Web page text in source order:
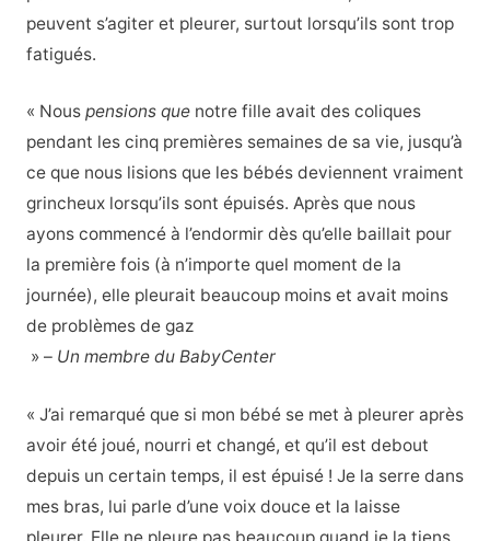
peuvent s’agiter et pleurer, surtout lorsqu’ils sont trop
fatigués.
« Nous pensions quenotre fille avait des coliques
pendant les cinq premières semaines de sa vie, jusqu’à
ce que nous lisions que les bébés deviennent vraiment
grincheux lorsqu’ils sont épuisés. Après que nous
ayons commencé à l’endormir dès qu’elle baillait pour
la première fois (à n’importe quel moment de la
journée), elle pleurait beaucoup moins et avait moins
de problèmes de gaz
» – Un membre du BabyCenter
« J’ai remarqué que si mon bébé se met à pleurer après
avoir été joué, nourri et changé, et qu’il est debout
depuis un certain temps, il est épuisé ! Je la serre dans
mes bras, lui parle d’une voix douce et la laisse